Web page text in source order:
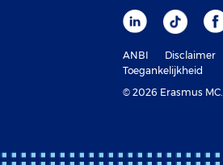
ANBI Disclaimer
Toegankelijkheid
© 2026 Erasmus MC.